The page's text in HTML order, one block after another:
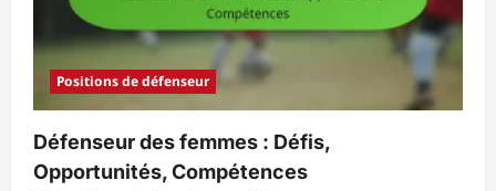
Positions de défenseur
Défenseur des femmes : Défis,
Opportunités, Compétences